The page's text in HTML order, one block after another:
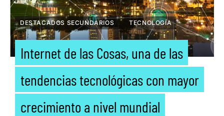
DESTACADOS SECUNDARIOS TECNOLOGÍA
Internet de las Cosas, una de las
tendencias tecnológicas con mayor
crecimiento a nivel mundial